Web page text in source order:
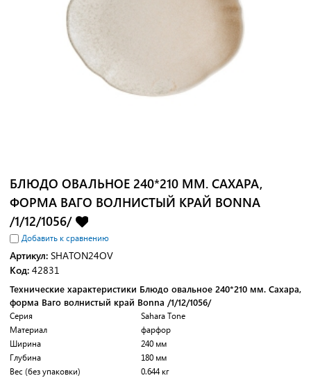
БЛЮДО ОВАЛЬНОЕ 240*210 ММ. САХАРА,
ФОРМА ВАГО ВОЛНИСТЫЙ КРАЙ BONNA
/1/12/1056/
Добавить к сравнению
Артикул: SHATON24OV
Код: 42831
Технические характеристики Блюдо овальное 240*210 мм. Сахара,
форма Ваго волнистый край Bonna /1/12/1056/
Серия
Sahara Tone
Материал
фарфор
Ширина
240 мм
Глубина
180 мм
Вес (без упаковки)
0.644 кг